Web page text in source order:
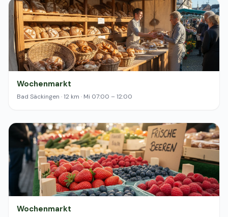
Wochenmarkt
Bad Säckingen · 12 km · Mi 07:00 – 12:00
Wochenmarkt